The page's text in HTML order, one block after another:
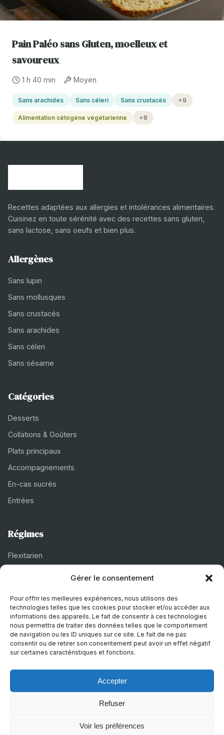
Gérer le consentement
Pour offrir les meilleures expériences, nous utilisons des
technologies telles que les cookies pour stocker et/ou accéder aux
informations des appareils. Le fait de consentir à ces technologies
nous permettra de traiter des données telles que le comportement
de navigation ou les ID uniques sur ce site. Le fait de ne pas
consentir ou de retirer son consentement peut avoir un effet négatif
sur certaines caractéristiques et fonctions.
Accepter
Refuser
Voir les préférences
Pain Paléo sans Gluten, moelleux et
savoureux
1 h 40 min Moyen
Sans arachides Sans céleri Sans crustacés +9
Alimentation cétogène végétarienne +8
Recettes adaptées aux allergies et intolérances alimentaires.
Cuisinez en toute sérénité avec des recettes sans gluten,
sans lactose, sans oeufs et bien plus.
Allergènes
Sans lupin
Sans mollusques
Sans crustacés
Sans arachides
Sans céleri
Sans sésame
Catégories
Desserts
Collations & Goûters
Plats principaux
Accompagnements
En-cas sucrés
Entrées
Régimes
Flexitarien
Végétarien
À propos
Mentions légales
Politique de confidentialité